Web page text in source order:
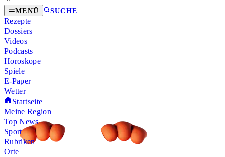
MENÜ SUCHE
Rezepte
Dossiers
Videos
Podcasts
Horoskope
Spiele
E-Paper
Wetter
Startseite
Meine Region
Top News
Sport
Rubriken
Orte